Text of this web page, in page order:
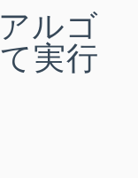
ルゴ
実行